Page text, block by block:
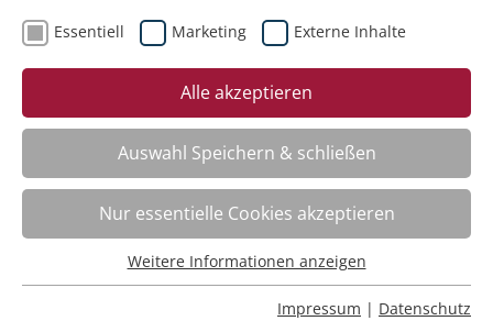
Veranstaltung "Moderation in Konfliktsituationen –
Grundlagen" (Nr. 09) wurde in den Warenkorb
gelegt.
Fachbereich
ADHS. Aufmerksamkeitsdefizit-Hyperaktivitätsstörung
261101
Essentiell Marketing Externe Inhalte
Alle akzeptieren
Auswahl Speichern & schließen
Nur essentielle Cookies akzeptieren
Essentielle Cookies werden für grundlegende Funktionen
Weitere Informationen anzeigen
Impressum | Datenschutz